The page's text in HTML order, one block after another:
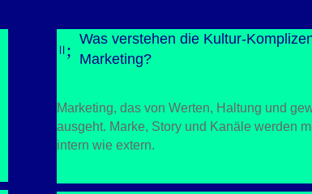
=;
Was verstehen die Kultur-
Marketing?
Marketing, das von Werten, Haltung und
ausgeht. Marke, Story und Kanäle werden
intern wie extern.